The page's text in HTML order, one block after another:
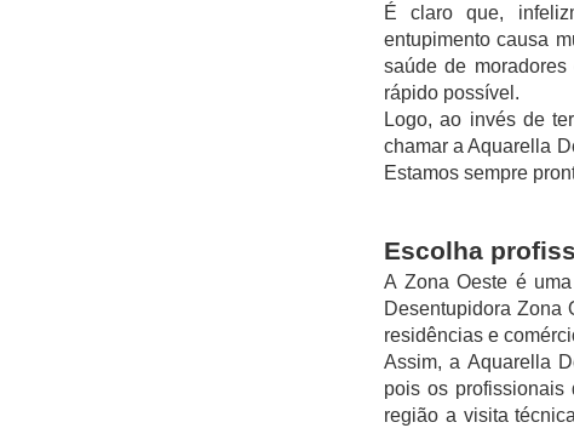
É claro que,
entupimento causa
saúde de
rápido possível.
Logo, ao invés de
chamar a Aquarella
Estamos sempre
Escolha
A Zona Oeste é
Desentupidora Zona
residências e
Assim, a Aquarella
pois os profissionais
região a visita